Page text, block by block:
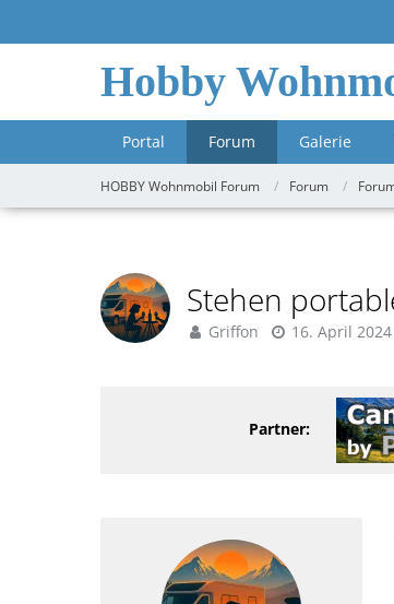
Hobby
Portal Forum Galerie
HOBBY Wohnmobil Forum Forum
Stehen
Griffon 16. April 2024
Partner: